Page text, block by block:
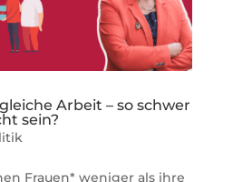
Arbeit – so schwer
sein?
Frauen* weniger als ihre